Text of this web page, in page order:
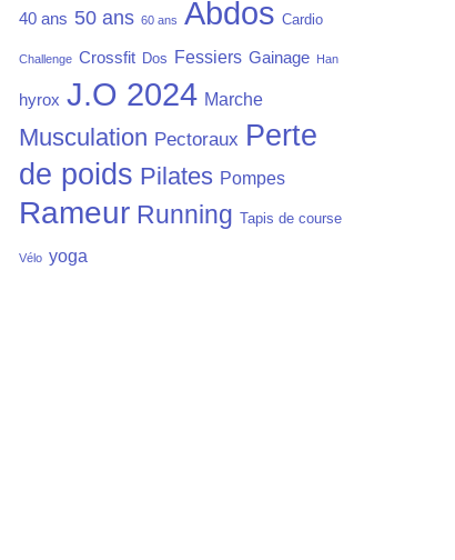
40 ans 50 ans 60 ans Abdos Cardio
Challenge Crossfit Dos Fessiers Gainage Han
hyrox J.O 2024 Marche
Musculation Pectoraux Perte
de poids Pilates Pompes
Rameur Running Tapis de course
Vélo yoga